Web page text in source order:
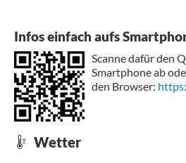
Infos einfach aufs
Scanne dafür den
Smartphone ab
den Browser:
Wetter